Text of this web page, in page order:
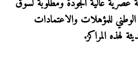
عصرية عالية الجودة ومطلوبة لسوق
للمؤهلات والاعتمادات
لهذه المراكز.